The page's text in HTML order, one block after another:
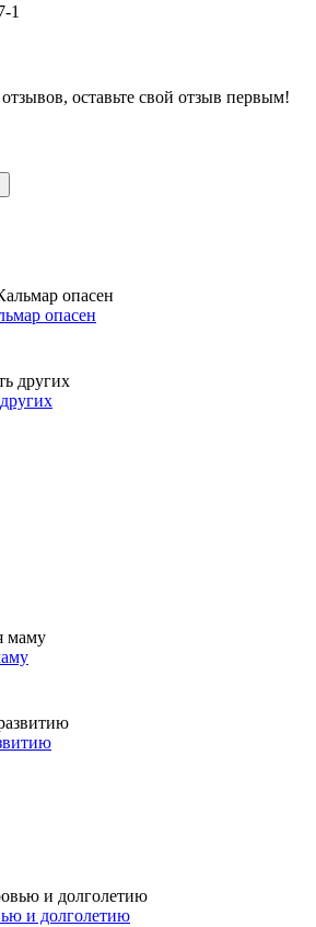
1
оставьте свой отзыв первым!
опасен
и долголетию